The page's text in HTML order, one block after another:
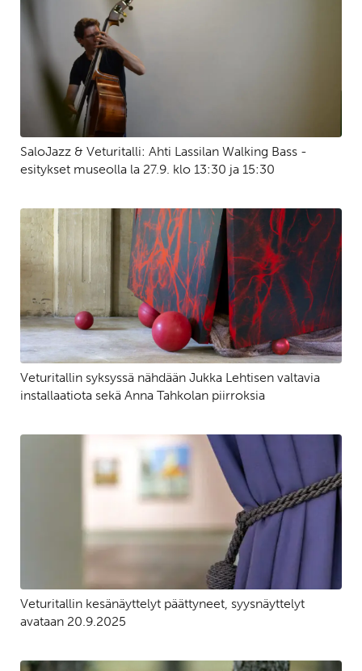
SaloJazz & Veturitalli: Ahti Lassilan Walking Bass -
esitykset museolla la 27.9. klo 13:30 ja 15:30
Veturitallin syksyssä nähdään Jukka Lehtisen valtavia
installaatiota sekä Anna Tahkolan piirroksia
Veturitallin kesänäyttelyt päättyneet, syysnäyttelyt
avataan 20.9.2025